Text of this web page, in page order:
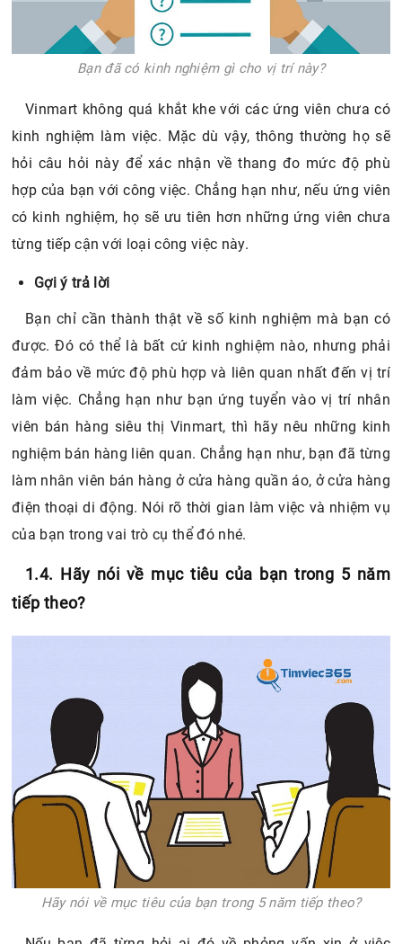
Vinmart không quá khắt khe với các ứng viên chưa có
kinh nghiệm làm việc. Mặc dù vậy, thông thường họ sẽ
hợp của bạn với công việc. Chẳng hạn như, nếu ứng viên
có kinh nghiệm, họ sẽ ưu tiên hơn những ứng viên chưa
từng tiếp cận với loại công việc này.
Gợi ý trả lời
Bạn chỉ cần thành thật về số kinh nghiệm mà bạn có
được. Đó có thể là bất cứ kinh nghiệm nào, nhưng phải
làm việc. Chẳng hạn như bạn ứng tuyển vào vị trí nhân
viên bán hàng siêu thị Vinmart, thì hãy nêu những kinh
nghiệm bán hàng liên quan. Chẳng hạn như, bạn đã từng
làm nhân viên bán hàng ở cửa hàng quần áo, ở cửa hàng
điện thoại di động. Nói rõ thời gian làm việc và nhiệm vụ
của bạn trong vai trò cụ thể đó nhé.
1.4. Hãy nói về mục tiêu của bạn trong 5 năm
tiếp theo?
Hãy nói về mục tiêu của bạn trong 5 năm tiếp theo?
Nếu bạn đã từng hỏi ai đó về phỏng vấn xin ở việc
Vinmart, họ có thể cho bạn biết về câu hỏi phỏng vấn